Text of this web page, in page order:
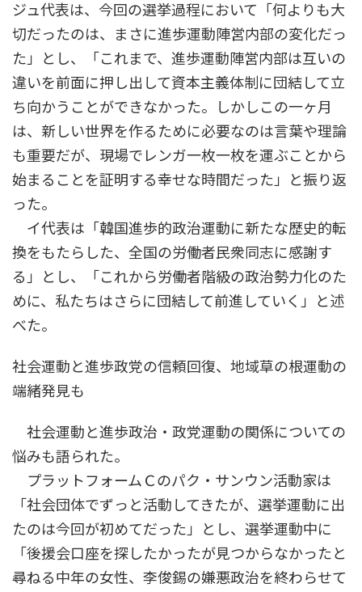
ジュ代表は、今回の選挙過程において「何よりも大
切だったのは、まさに進歩運動陣営内部の変化だっ
た」とし、「これまで、進歩運動陣営内部は互いの
違いを前面に押し出して資本主義体制に団結して立
ち向かうことができなかった。しかしこの一ヶ月
は、新しい世界を作るために必要なのは言葉や理論
も重要だが、現場でレンガ一枚一枚を運ぶことから
始まることを証明する幸せな時間だった」と振り返
った。
イ代表は「韓国進歩的政治運動に新たな歴史的転
換をもたらした、全国の労働者民衆同志に感謝す
る」とし、「これから労働者階級の政治勢力化のた
めに、私たちはさらに団結して前進していく」と述
べた。
社会運動と進歩政党の信頼回復、地域草の根運動の
端緒発見も
社会運動と進歩政治・政党運動の関係についての
悩みも語られた。
プラットフォームＣのパク・サンウン活動家は
「社会団体でずっと活動してきたが、選挙運動に出
たのは今回が初めてだった」とし、選挙運動中に
「後援会口座を探したかったが見つからなかったと
尋ねる中年の女性、李俊錫の嫌悪政治を終わらせて